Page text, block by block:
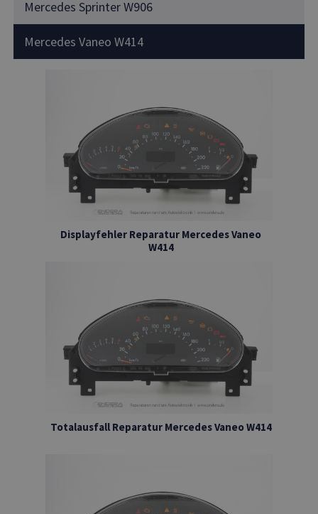
Mercedes Sprinter W906
Mercedes Vaneo W414
Displayfehler Reparatur Mercedes Vaneo
W414
Totalausfall Reparatur Mercedes Vaneo W414